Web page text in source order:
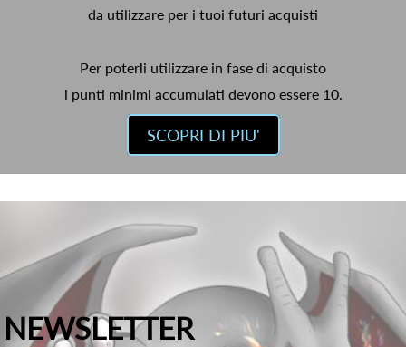
da utilizzare per i tuoi futuri acquisti
Per poterli utilizzare in fase di acquisto
i punti minimi accumulati devono essere 10.
SCOPRI DI PIU'
NEWSLETTER